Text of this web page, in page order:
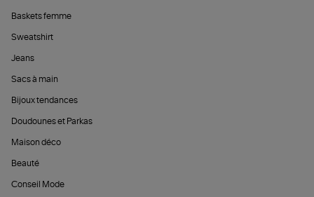
Baskets femme
Sweatshirt
Jeans
Sacs à main
Bijoux tendances
Doudounes et Parkas
Maison déco
Beauté
Conseil Mode